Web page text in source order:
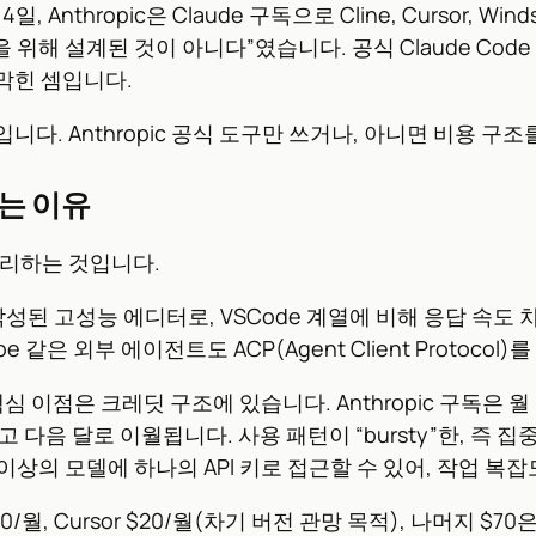
, Anthropic은 Claude 구독으로 Cline, Cursor,
위해 설계된 것이 아니다”였습니다. 공식 Claude
힌 셈입니다.
니다. Anthropic 공식 도구만 쓰거나, 아니면 비용 구조
이유
하는 것입니다.
된 고성능 에디터로, VSCode 계열에 비해 응답 속도
같은 외부 에이전트도 ACP(Agent Client Protocol)를
이점은 크레딧 구조에 있습니다. Anthropic 구독은
다음 달로 이월됩니다. 사용 패턴이 “bursty”한, 즉 집
의 모델에 하나의 API 키로 접근할 수 있어, 작업 복
월, Cursor $20/월(차기 버전 관망 목적), 나머지 $70